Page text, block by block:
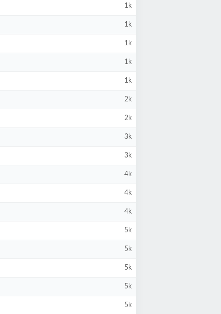
1k
1k
1k
1k
1k
2k
2k
3k
3k
4k
4k
4k
5k
5k
5k
5k
5k